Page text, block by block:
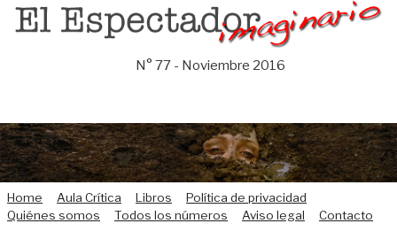
Saltar
N° 77 - Noviembre 2016
Home Aula Crítica Libros
Política de privacidad
Quiénes somos
Todos los números Aviso legal Contacto